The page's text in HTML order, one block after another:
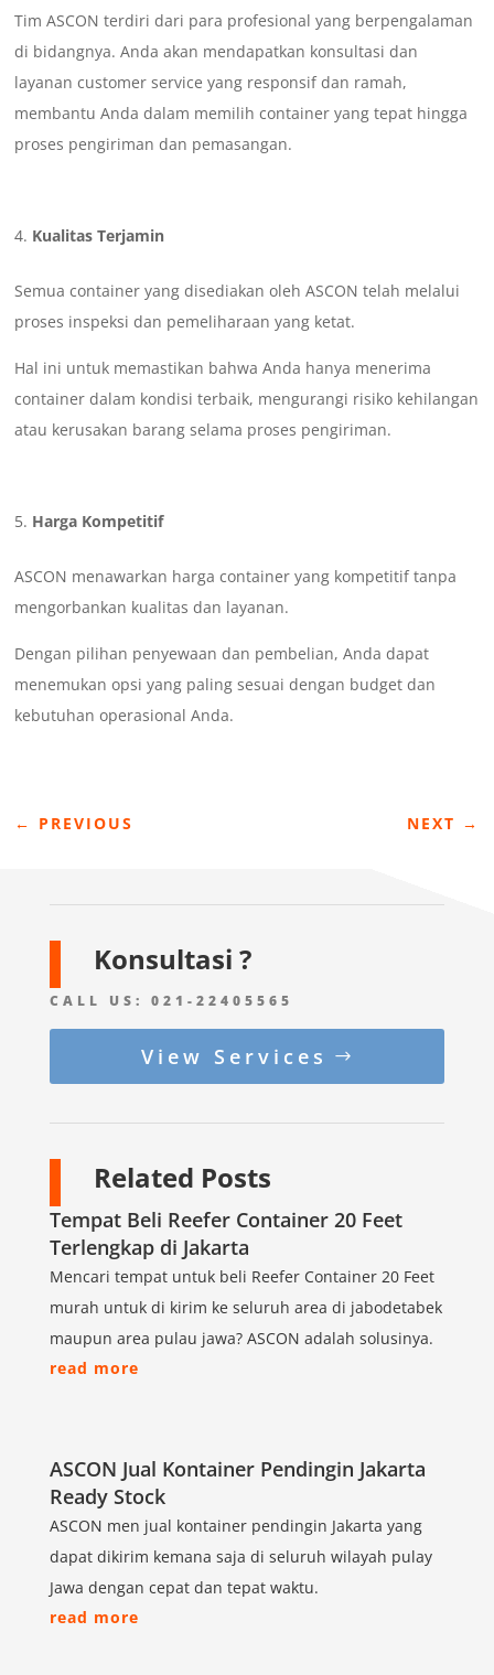
Tim ASCON terdiri dari para profesional yang berpengalaman
di bidangnya. Anda akan mendapatkan konsultasi dan
layanan customer service yang responsif dan ramah,
membantu Anda dalam memilih container yang tepat hingga
proses pengiriman dan pemasangan.
Kualitas Terjamin
Semua container yang disediakan oleh ASCON telah melalui
proses inspeksi dan pemeliharaan yang ketat.
Hal ini untuk memastikan bahwa Anda hanya menerima
container dalam kondisi terbaik, mengurangi risiko kehilangan
atau kerusakan barang selama proses pengiriman.
Harga Kompetitif
ASCON menawarkan harga container yang kompetitif tanpa
mengorbankan kualitas dan layanan.
Dengan pilihan penyewaan dan pembelian, Anda dapat
menemukan opsi yang paling sesuai dengan budget dan
kebutuhan operasional Anda.
← PREVIOUS NEXT →
Konsultasi ?
CALL US: 021-22405565
View Services
Related Posts
Tempat Beli Reefer Container 20 Feet
Terlengkap di Jakarta
Mencari tempat untuk beli Reefer Container 20 Feet
murah untuk di kirim ke seluruh area di jabodetabek
maupun area pulau jawa? ASCON adalah solusinya.
read more
ASCON Jual Kontainer Pendingin Jakarta
Ready Stock
ASCON men jual kontainer pendingin Jakarta yang
dapat dikirim kemana saja di seluruh wilayah pulay
Jawa dengan cepat dan tepat waktu.
read more